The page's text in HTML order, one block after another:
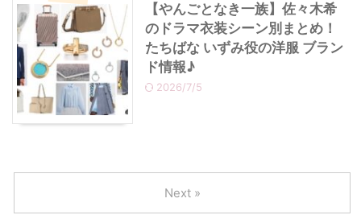
【やんごとなき一族】佐々木希
のドラマ衣装シーン別まとめ！
たちばな いずみ役の洋服 ブラン
ド情報♪
2026/7/5
Next »